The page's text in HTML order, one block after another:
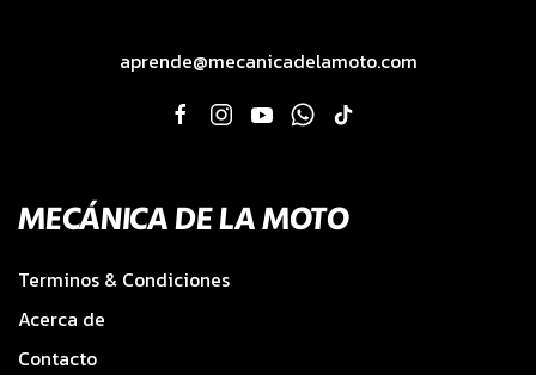
aprende@mecanicadelamoto.com
MECÁNICA DE LA MOTO
Terminos & Condiciones
Acerca de
Contacto